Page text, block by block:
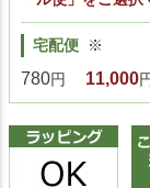
宅配便
780円
※
11,000